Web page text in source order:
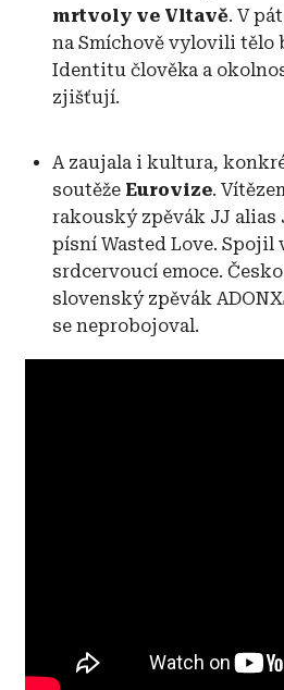
mrtvoly ve Vltavě. V
na Smíchově vylovili tělo
Identitu člověka a
zjišťují.
A zaujala i kultura,
soutěže Eurovize.
rakouský zpěvák JJ alias
písní Wasted Love. Spojil
srdcervoucí emoce.
slovenský zpěvák
se neprobojoval.